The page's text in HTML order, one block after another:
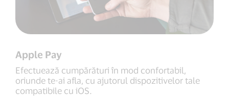
Apple Pay
Efectuează cumpărături în mod confortabil,
oriunde te-ai afla, cu ajutorul dispozitivelor tale
compatibile cu iOS.